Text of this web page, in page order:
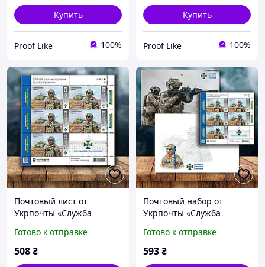
Купить
Proof Like 100%
Купить
Proof Like 100%
Почтовый лист от
Укрпочты «Служба
(СБУ)», 5 марок, номинал
F, 2023
Готово к отправке
508₴
Почтовый набор от
Укрпочты «Служба
(СБУ)», 5 марок, номинал
F, 2023
Готово к отправке
593₴